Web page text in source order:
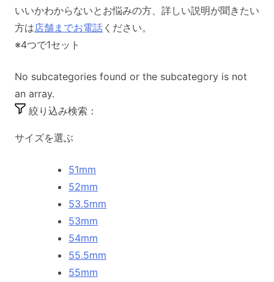
いいかわからないとお悩みの方、詳しい説明が聞きたい
方は店舗までお電話 ください。
※4つで1セット
No subcategories found or the subcategory is not
an array.
絞り込み検索：
サイズを選ぶ
51mm
52mm
53.5mm
53mm
54mm
55.5mm
55mm